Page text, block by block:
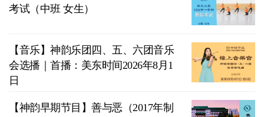
考试（中班 女生）
【音乐】神韵乐团四、五、六团音乐
会选播｜首播：美东时间2026年8月1
日
【神韵早期节目】善与恶（2017年制